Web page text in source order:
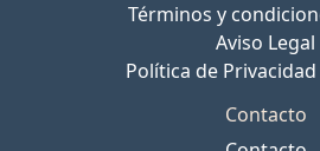
Términos y
Aviso Legal
Política de
Contacto